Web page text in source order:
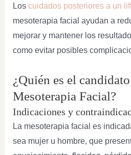
Los cuidados posteriores a un
mesoterapia facial ayudan a
mejorar y mantener los
como evitar posibles
¿Quién es el
Mesoterapia Facial?
Indicaciones y
La mesoterapia facial es
sea mujer u hombre, que